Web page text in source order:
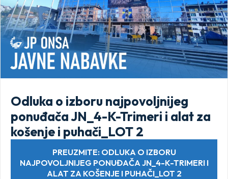
Odluka o izboru najpovoljnijeg
ponuđača JN_4-K-Trimeri i alat za
košenje i puhači_LOT 2
PREUZMITE: ODLUKA O IZBORU
NAJPOVOLJNIJEG PONUĐAČA JN_4-K-TRIMERI I
ALAT ZA KOŠENJE I PUHAČI_LOT 2